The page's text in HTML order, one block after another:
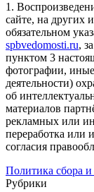
1.
сайте, на других
обязательном
spbvedomosti.ru,
пунктом 3
фотографии, иные
деятельности)
об
материалов
рекламных или
переработка или
согласия
Политика сбора
Рубрики